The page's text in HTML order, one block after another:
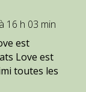
16 h 03 min
est
Love est
toutes les